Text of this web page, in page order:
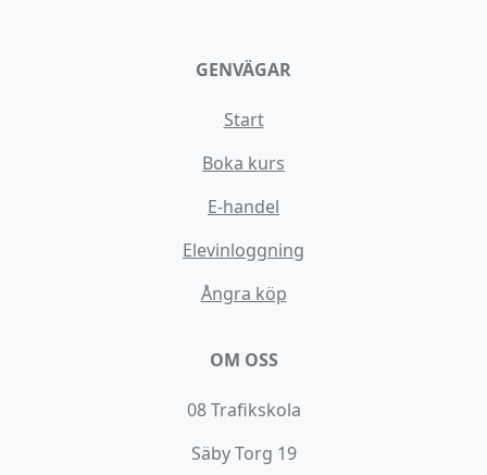
GENVÄGAR
Start
Boka kurs
E-handel
Elevinloggning
Ångra köp
OM OSS
08 Trafikskola
Säby Torg 19